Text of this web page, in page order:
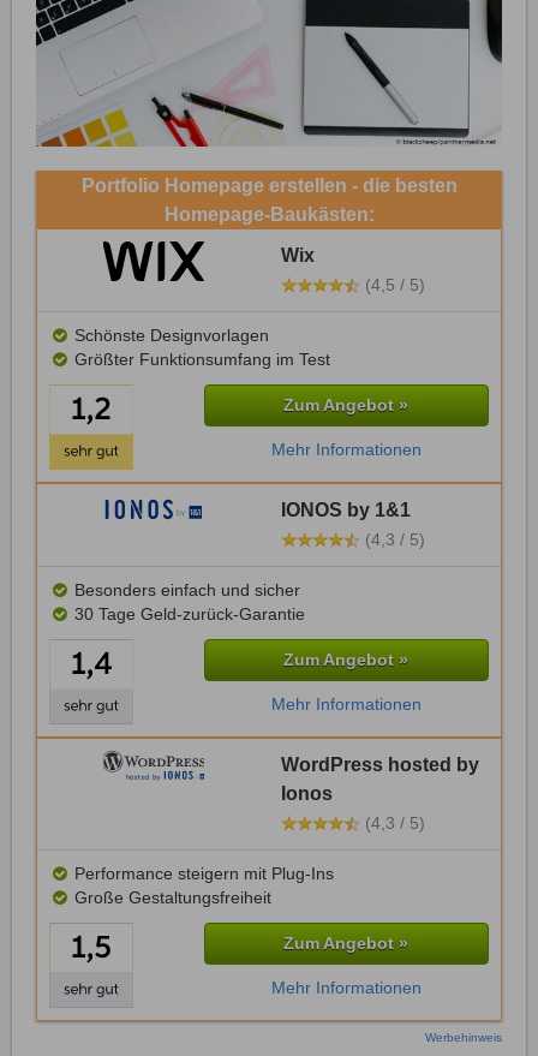
Portfolio Homepage erstellen - die besten
Homepage-Baukästen:
Wix
(4,5 / 5)
Schönste Designvorlagen
Größter Funktionsumfang im Test
Zum Angebot »
Mehr Informationen
IONOS by 1&1
(4,3 / 5)
Besonders einfach und sicher
30 Tage Geld-zurück-Garantie
Zum Angebot »
Mehr Informationen
WordPress hosted by
Ionos
(4,3 / 5)
Performance steigern mit Plug-Ins
Große Gestaltungsfreiheit
Zum Angebot »
Mehr Informationen
Werbehinweis